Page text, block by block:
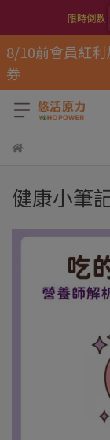
限時倒數
8/10前會員紅
券
健康小筆